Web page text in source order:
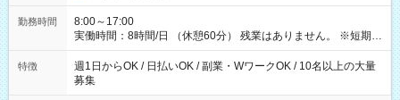
勤務時間
8:00～17:00
実働時間：8時間/日 （休憩60分） 残業はありません。 ※短期の
募集は行っておりません。予めご了承くださいませ。
特徴
週1日からOK / 日払いOK / 副業・WワークOK / 10名以上の大量
募集